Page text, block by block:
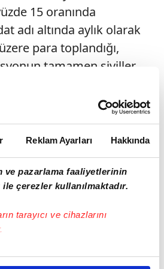
Reklam Ayarları Hakkında
ve pazarlama faaliyetlerinin
çerezler kullanılmaktadır.
tarayıcı ve cihazlarını
halinde sizlere özel
15 oranında
adı altında aylık olarak
para toplandığı,
tamamen siviller
bekârların misafirhane
kira verdikleri de